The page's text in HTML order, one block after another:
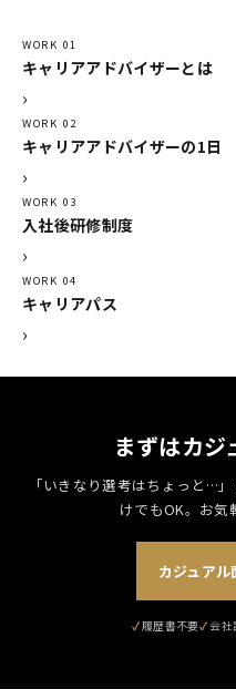
WORK 01
キャリアアドバイザーとは
›
WORK 02
キャリアアドバイザーの1日
›
WORK 03
入社後研修制度
›
WORK 04
キャリアパス
›
まずはカジ
「いきなり選考はちょっと…」
けでもOK。お気
カジュア
履歴書不要 会社